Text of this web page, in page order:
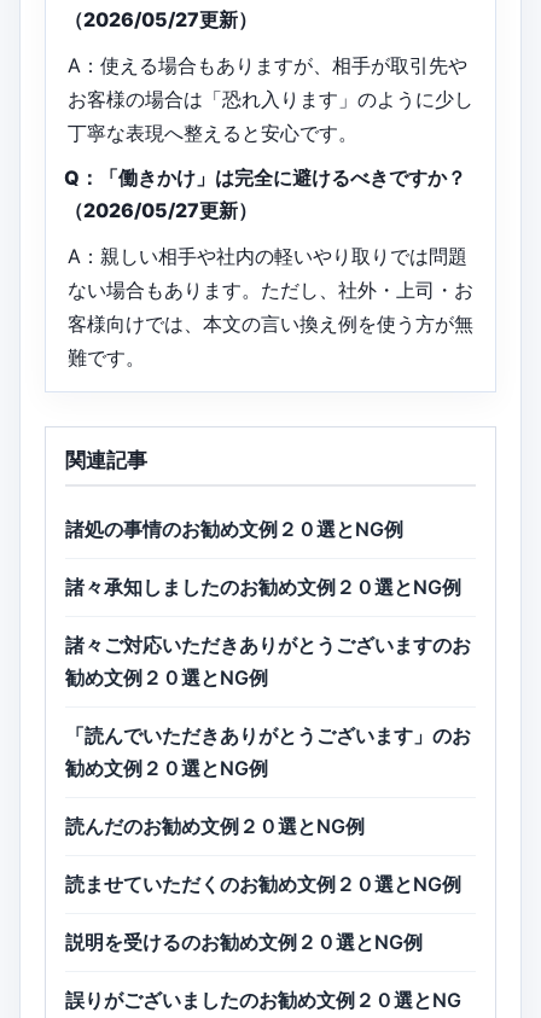
（2026/05/27更新）
A：使える場合もありますが、相手が取引先や
お客様の場合は「恐れ入ります」のように少し
丁寧な表現へ整えると安心です。
Q：「働きかけ」は完全に避けるべきですか？
（2026/05/27更新）
A：親しい相手や社内の軽いやり取りでは問題
ない場合もあります。ただし、社外・上司・お
客様向けでは、本文の言い換え例を使う方が無
難です。
関連記事
諸処の事情のお勧め文例２０選とNG例
諸々承知しましたのお勧め文例２０選とNG例
諸々ご対応いただきありがとうございますのお
勧め文例２０選とNG例
「読んでいただきありがとうございます」のお
勧め文例２０選とNG例
読んだのお勧め文例２０選とNG例
読ませていただくのお勧め文例２０選とNG例
説明を受けるのお勧め文例２０選とNG例
誤りがございましたのお勧め文例２０選とNG